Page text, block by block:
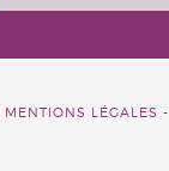
MENTIONS LÉGALES -